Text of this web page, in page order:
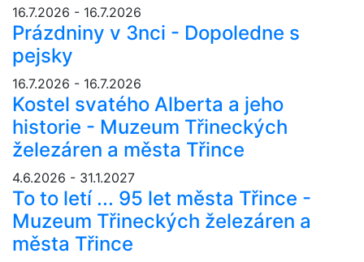
16.7.2026 - 16.7.2026
Prázdniny v 3nci - Dopoledne s
pejsky
16.7.2026 - 16.7.2026
Kostel svatého Alberta a jeho
historie - Muzeum Třineckých
železáren a města Třince
4.6.2026 - 31.1.2027
To to letí ... 95 let města Třince -
Muzeum Třineckých železáren a
města Třince